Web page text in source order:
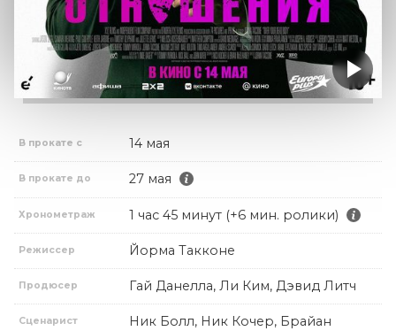
В прокате с 14 мая
В прокате до 27 мая
Хронометраж 1 час 45 минут (+6 мин. ролики)
Режиссер Йорма Такконе
Продюсер Гай Данелла, Ли Ким, Дэвид Литч
Сценарист
Ник Болл, Ник Кочер, Брайан